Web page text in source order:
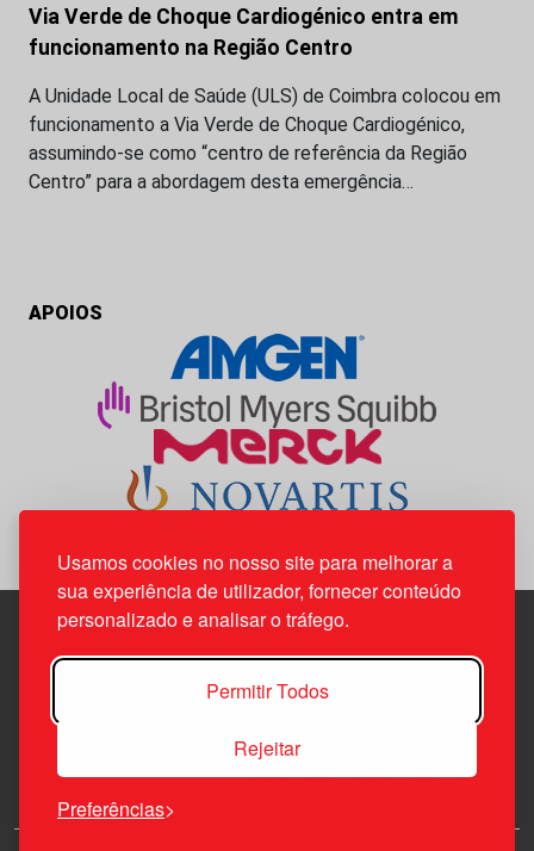
Usamos cookies no nosso site para melhorar a
sua experiência de utilizador, fornecer conteúdo
personalizado e analisar o tráfego.
Permitir Todos
Rejeitar
Preferências
Via Verde de Choque Cardiogénico entra em
funcionamento na Região Centro
A Unidade Local de Saúde (ULS) de Coimbra colocou em
funcionamento a Via Verde de Choque Cardiogénico,
assumindo-se como “centro de referência da Região
Centro” para a abordagem desta emergência…
APOIOS
Edif. Lisboa Oriente | Av. Infante D. Henrique, n.º 333H, esc.
1800-282 Lisboa | Portugal